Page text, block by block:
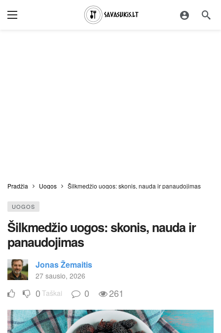
Pradžia Uogos Šilkmedžio uogos: skonis, nauda ir panaudojimas
UOGOS
Šilkmedžio uogos: skonis, nauda ir
panaudojimas
Jonas Žemaitis
27 sausio, 2026
0 Taškai 0 261